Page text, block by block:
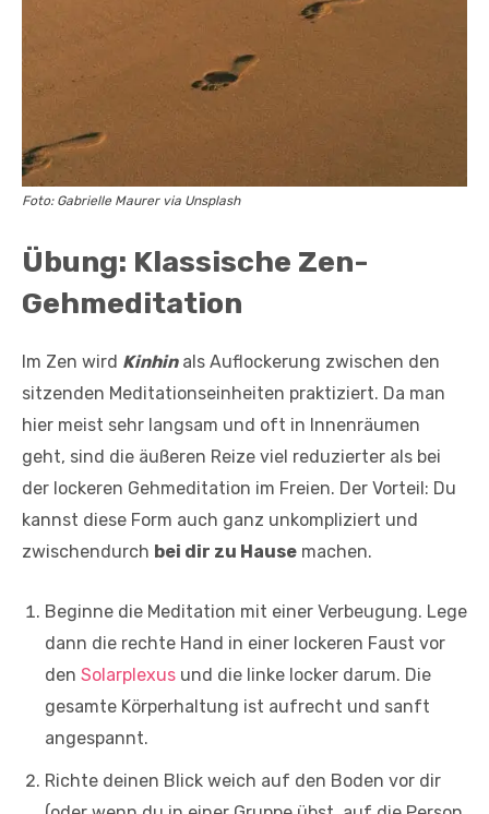
Foto: Gabrielle Maurer via Unsplash
Übung: Klassische Zen-
Gehmeditation
Im Zen wird Kinhinals Auflockerung zwischen den
sitzenden Meditationseinheiten praktiziert. Da man
hier meist sehr langsam und oft in Innenräumen
geht, sind die äußeren Reize viel reduzierter als bei
der lockeren Gehmeditation im Freien. Der Vorteil: Du
kannst diese Form auch ganz unkompliziert und
zwischendurch bei dir zu Hause machen.
Beginne die Meditation mit einer Verbeugung. Lege
dann die rechte Hand in einer lockeren Faust vor
den Solarplexus und die linke locker darum. Die
gesamte Körperhaltung ist aufrecht und sanft
angespannt.
Richte deinen Blick weich auf den Boden vor dir